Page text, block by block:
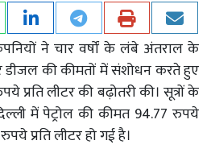
ने चार वर्षों के लंबे अंतराल के
डीजल की कीमतों में संशोधन करते हुए
प्रति लीटर की बढ़ोतरी की। सूत्रों के
दिल्ली में पेट्रोल की कीमत 94.77 रुपये
प्रति लीटर हो गई है।